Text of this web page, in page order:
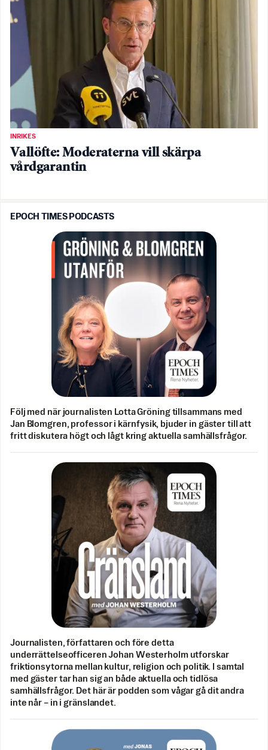
INRIKES
Vallöfte: Moderaterna vill skärpa
vårdgarantin
EPOCH TIMES PODCASTS
Följ med när journalisten Lotta Gröning tillsammans med
Jan Blomgren, professor i kärnfysik, bjuder in gäster till att
fritt diskutera högt och lågt kring aktuella samhällsfrågor.
Journalisten, författaren och före detta
underrättelseofficeren Johan Westerholm utforskar
friktionsytorna mellan kultur, religion och politik. I samtal
med gäster tar han sig an både aktuella och tidlösa
samhällsfrågor. Det här är podden som vågar gå dit andra
inte når – in i gränslandet.